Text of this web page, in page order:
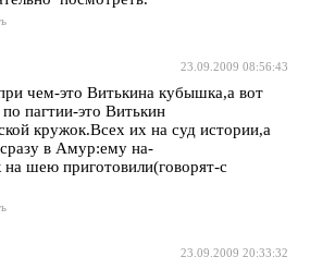
23.09.2009 08:56:43
чем-это Витькина кубышка,а вот
пагтии-это Витькин
кружок.Всех их на суд истории,а
в Амур:ему на-
шею приготовили(говорят-с
23.09.2009 20:33:32